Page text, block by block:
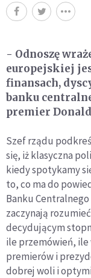
- Odnoszę
europejskiej
finansach,
banku
premier
Szef rządu
się, iż klasyczna
kiedy spotykamy
to, co ma do
Banku
zaczynają
decydującym
ile przemówień,
premierów i
dobrej woli i